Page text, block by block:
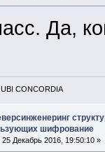
Да,
UBI CONCORDIA
шифрование
25 Декабрь 2016, 19:50:10 »